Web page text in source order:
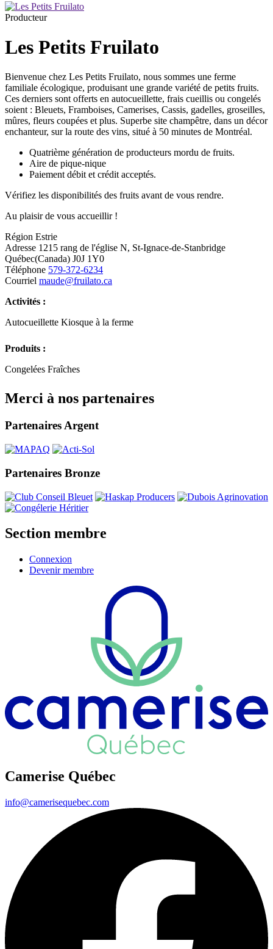
Producteur
Les Petits Fruilato
Bienvenue chez Les Petits Fruilato, nous sommes une ferme
familiale écologique, produisant une grande variété de petits fruits.
Ces derniers sont offerts en autocueillette, frais cueillis ou congelés
soient : Bleuets, Framboises, Camerises, Cassis, gadelles, groseilles,
mûres, fleurs coupées et plus. Superbe site champêtre, dans un décor
enchanteur, sur la route des vins, situé à 50 minutes de Montréal.
Quatrième génération de producteurs mordu de fruits.
Aire de pique-nique
Paiement débit et crédit acceptés.
Vérifiez les disponibilités des fruits avant de vous rendre.
Au plaisir de vous accueillir !
Région Estrie
Adresse 1215 rang de l'église N, St-Ignace-de-Stanbridge
Québec(Canada) J0J 1Y0
Téléphone 579-372-6234
Courriel maude@fruilato.ca
Activités :
Autocueillette Kiosque à la ferme
Produits :
Congelées Fraîches
Merci à nos partenaires
Partenaires Argent
Partenaires Bronze
Section membre
Connexion
Devenir membre
Camerise Québec
info@camerisequebec.com